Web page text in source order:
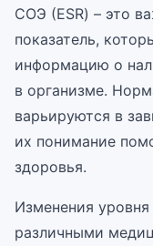
СОЭ (ESR) – это
показатель,
информацию о
в организме.
варьируются в
их понимание
здоровья.
Изменения
различными